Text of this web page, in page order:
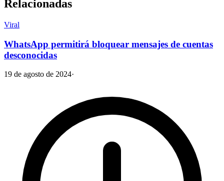
Relacionadas
Viral
WhatsApp permitirá bloquear mensajes de cuentas
desconocidas
19 de agosto de 2024·